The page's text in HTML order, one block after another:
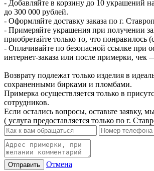
- Добавляйте в корзину до 10 украшений
до 300 000 рублей.
- Оформляйте доставку заказа по г.
- Примеряйте украшения при получении
приобретайте только то, что понравилось
- Оплачивайте по безопасной ссылке при
интернет-заказа или после примерки, чек
Возврату подлежат только изделия в
сохраненными бирками и пломбами.
Примерка осуществляется только в
сотрудников.
Если остались вопросы, оставьте заявку,
( услуга предоставляется только по г.
Отправить
Отмена